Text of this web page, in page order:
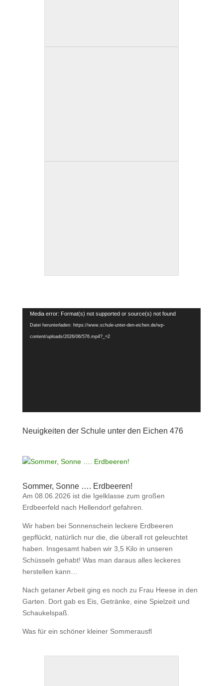
Video-
Player
Media error: Format(s) not supported or source(s) not found
Datei herunterladen: https://www.schule-unter-den-eichen.de/wp-
content/uploads/2026/06/576.mp4?_=2
Neuigkeiten der Schule unter den Eichen 476
Sommer, Sonne …. Erdbeeren!
Am 08.06.2026 ist die Igelklasse zum großen
Erdbeerfeld nach Hellendorf gefahren.
Wir haben bei Sonnenschein leckere Erdbeeren
gepflückt, natürlich nur die, die überall rot geleuchtet
haben. Insgesamt haben wir 3,5 Kilo in unseren
Schüsseln gehabt! Was man daraus alles leckeres
herstellen kann…
Nach getaner Arbeit ging es noch zu Frau Heese in den
Garten. Dort gab es Eis, Getränke, eine Spielzeit und
Schaukelspaß.
Was für ein schöner kleiner Sommerausfl